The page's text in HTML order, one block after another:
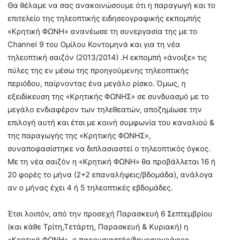
Θα θέλαμε να σας ανακοινώσουμε ότι η παραγωγή και το
επιτελείο της τηλεοπτικής ειδησεογραφικής εκπομπής
«Κρητική ΦΩΝΗ» ανανέωσε τη συνεργασία της με το
Channel 9 του Ομίλου Κοντομηνά και για τη νέα
τηλεοπτική σαιζόν (2013/2014) .Η εκπομπή «άνοιξε» τις
πύλες της εν μέσω της προηγούμενης τηλεοπτικής
περιόδου, παίρνοντας ένα μεγάλο ρίσκο. Όμως, η
εξειδίκευση της «Κρητικής ΦΩΝΗΣ» σε συνδυασμό με το
μεγάλο ενδιαφέρον των τηλεθεατών, αποζημίωσε την
επιλογή αυτή και έτσι με κοινή συμφωνία του καναλιού &
της παραγωγής της «Κρητικής ΦΩΝΗΣ»,
συναποφασίστηκε να διπλασιαστεί ο τηλεοπτικός όγκος.
Με τη νέα σαιζόν η «Κρητική ΦΩΝΗ» θα προβάλλεται 16 ή
20 φορές το μήνα (2+2 επαναλήψεις/βδομάδα), ανάλογα
αν ο μήνας έχει 4 ή 5 τηλεοπτικές εβδομάδες.
Έτσι λοιπόν, από την προσεχή Παρασκευή 6 Σεπτεμβρίου
(και κάθε Τρίτη,Τετάρτη, Παρασκευή & Κυριακή) η